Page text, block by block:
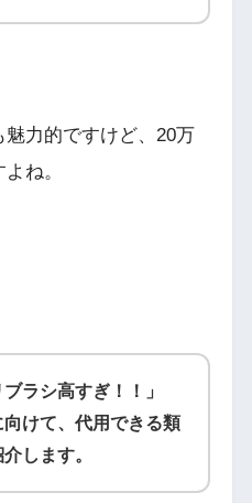
魅力的ですけど、20万
ね。
ブラシ高すぎ！！」
向けて、代用できる類
します。